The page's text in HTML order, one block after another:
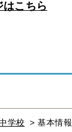
こちら
学校 > 基本情報